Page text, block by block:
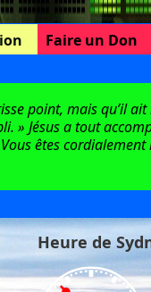
Faire un Don
point, mais qu’il ait
» Jésus a tout
êtes cordialement
Heure de